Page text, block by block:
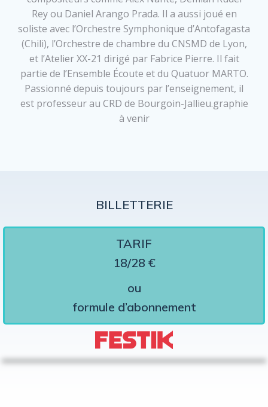
Rey ou Daniel Arango Prada. Il a aussi joué en
soliste avec l’Orchestre Symphonique d’Antofagasta
(Chili), l’Orchestre de chambre du CNSMD de Lyon,
et l’Atelier XX-21 dirigé par Fabrice Pierre. Il fait
partie de l’Ensemble Écoute et du Quatuor MARTO.
Passionné depuis toujours par l’enseignement, il
est professeur au CRD de Bourgoin-Jallieu.graphie
à venir
BILLETTERIE
TARIF
18/28 €
ou
formule d’abonnement